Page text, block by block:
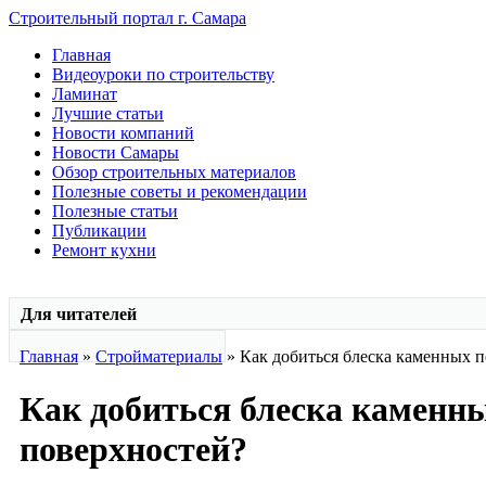
Строительный портал г. Самара
Главная
Видеоуроки по строительству
Ламинат
Лучшие статьи
Новости компаний
Новости Самары
Обзор строительных материалов
Полезные советы и рекомендации
Полезные статьи
Публикации
Ремонт кухни
Для читателей
Главная » Стройматериалы » Как добиться блеска каменных
Как добиться блеска
поверхностей?